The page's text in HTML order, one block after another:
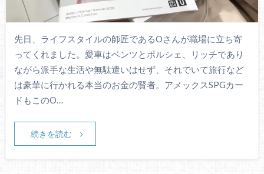
先日、ライフスタイルの師匠であるOさんが職場に立ち寄
ってくれました。愛車はベンツとポルシェ、リッチであり
ながら派手な生活や無駄遣いはせず、それでいて旅行など
は豪華に行かれる本当のお金の賢者。アメックスSPGカー
ドもこのO…
続きを読む